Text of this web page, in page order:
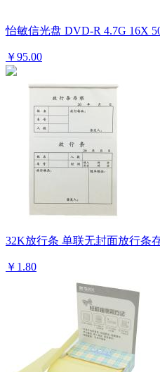
怡敏信光盘 DVD-R 4.7G 16X
￥95.00
32K放行条 单联无封面放行条
￥1.80